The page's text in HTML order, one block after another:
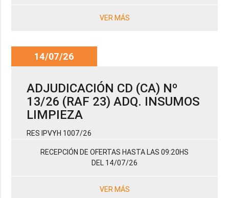
VER MÁS
14/07/26
ADJUDICACIÓN CD (CA) Nº
13/26 (RAF 23) ADQ. INSUMOS
LIMPIEZA
RES IPVYH 1007/26
RECEPCIÓN DE OFERTAS HASTA LAS 09:20HS
DEL 14/07/26
VER MÁS